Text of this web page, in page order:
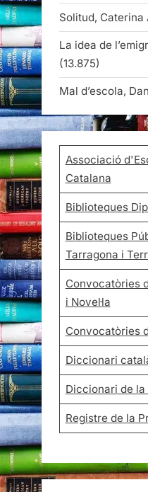
Solitud, Caterina
La idea de
(13.875)
Mal d’escola,
Associació
Catalana
Biblioteques
Biblioteques
Tarragona i
Convocatòries
i Novel·la
Convocatòries
Diccionari
Diccionari de
Registre de la